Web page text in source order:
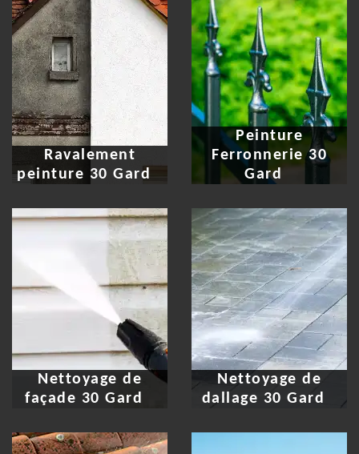
Ravalement
peinture 30 Gard
Peinture
Ferronnerie 30
Gard
Nettoyage de
façade 30 Gard
Nettoyage de
dallage 30 Gard